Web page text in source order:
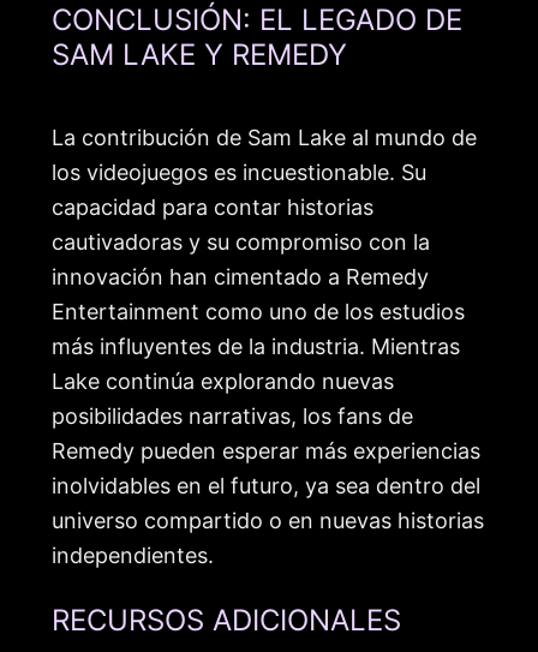
CONCLUSIÓN: EL LEGADO DE
SAM LAKE Y REMEDY
La contribución de Sam Lake al mundo de
los videojuegos es incuestionable. Su
capacidad para contar historias
cautivadoras y su compromiso con la
innovación han cimentado a Remedy
Entertainment como uno de los estudios
más influyentes de la industria. Mientras
Lake continúa explorando nuevas
posibilidades narrativas, los fans de
Remedy pueden esperar más experiencias
inolvidables en el futuro, ya sea dentro del
universo compartido o en nuevas historias
independientes.
RECURSOS ADICIONALES